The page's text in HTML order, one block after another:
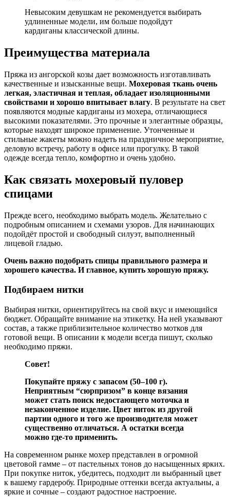
Невысоким девушкам не рекомендуется выбирать
удлиненные модели, им больше подойдут
кардиганы классической длины.
Преимущества материала
Пряжа из ангорской козы дает возможность изготавливать
качественные и изысканные вещи. Мохеровая ткань очень
легкая, эластичная и теплая, обладает изоляционными
свойствами и хорошо впитывает влагу. В результате на свет
появляются модные кардиганы из мохера, отличающиеся
высокими показателями. Это прочные и элегантные образцы,
которые находят широкое применение. Утонченные и
стильные жакеты можно надеть на праздничное мероприятие,
деловую встречу, работу в офисе или прогулку. В такой
одежде всегда тепло, комфортно и очень удобно.
Как связать мохеровый пуловер
спицами
Прежде всего, необходимо выбрать модель. Желательно с
подробным описанием и схемами узоров. Для начинающих
подойдёт простой и свободный силуэт, выполненный
лицевой гладью.
Очень важно подобрать спицы правильного размера и
хорошего качества. И главное, купить хорошую пряжу.
Подбираем нитки
Выбирая нитки, ориентируйтесь на свой вкус и имеющийся
бюджет. Обращайте внимание на этикетку. На ней указывают
состав, а также приблизительное количество мотков для
готовой вещи. В описании к модели всегда пишут, сколько
необходимо пряжи.
Совет!
Покупайте пряжу с запасом (50–100 г).
Неприятным “сюрпризом” в конце вязания
может стать поиск недостающего моточка и
незаконченное изделие. Цвет ниток из другой
партии одного и того же производителя может
существенно отличаться. А остатки всегда
можно где-то применить.
На современном рынке мохер представлен в огромной
цветовой гамме – от пастельных тонов до насыщенных ярких.
При покупке ниток, убедитесь, подходит ли выбранный цвет
к вашему гардеробу. Природные оттенки всегда актуальны, а
яркие и сочные – создают радостное настроение.